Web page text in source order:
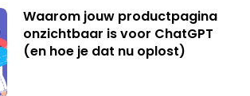
Waarom jouw productpagina
onzichtbaar is voor ChatGPT
(en hoe je dat nu oplost)